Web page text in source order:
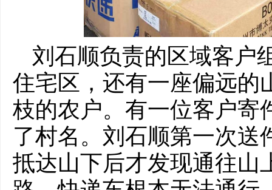
刘石顺负责的区域客户
住宅区，还有一座偏远的
枝的农户。有一位客户寄
了村名。刘石顺第一次送
抵达山下后才发现通往山